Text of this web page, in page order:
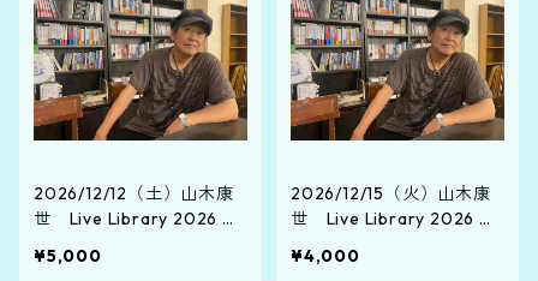
2026/12/12（土）山木康
世 Live Library 2026 ～
as～（コザ・Crossover
¥5,000
2026/12/15（火）山木康
世 Live Library 2026 ～
as～（うるま・ライブス
¥4,000